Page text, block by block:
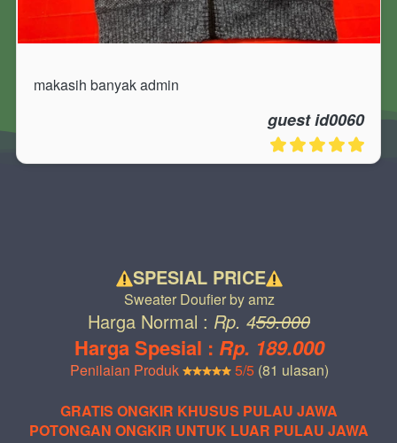
makasih banyak admin
guest id0060
SPESIAL PRICE
Sweater Doufier by amz
Harga Normal : Rp. 459.000
Harga Spesial : Rp. 189.000
Penilaian Produk 5/5 (81 ulasan)
GRATIS ONGKIR KHUSUS PULAU JAWA
POTONGAN ONGKIR UNTUK LUAR PULAU JAWA